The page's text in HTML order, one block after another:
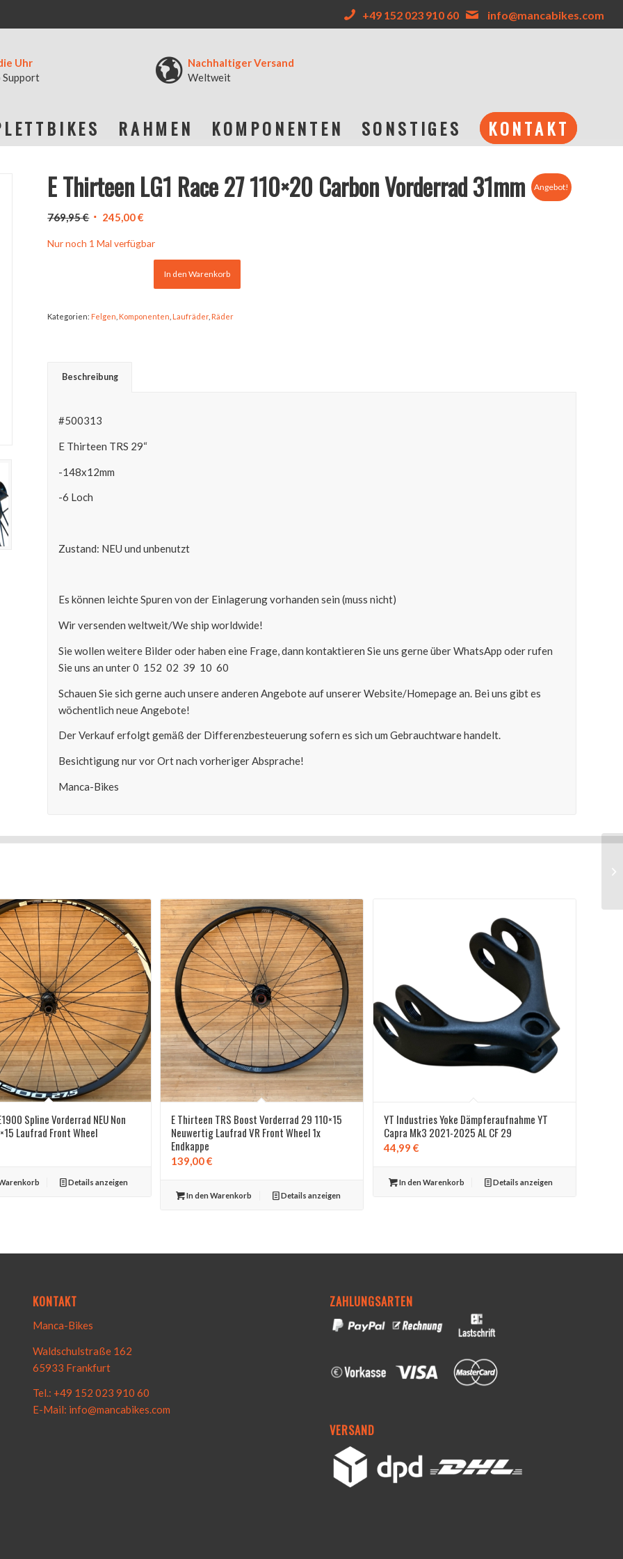
+49 152 023 910 60 info@mancabikes.com
Uhr
Support
Nachhaltiger Versand
Weltweit
RAHMEN KOMPONENTEN SONSTIGES KONTAKT
Angebot!
E Thirteen LG1 Race 27 110×20 Carbon Vorderrad 31mm
769,95€ Ursprünglicher
war:
245,00€
ist:
Nur noch 1 Mal verfügbar
In den Warenkorb
Kategorien: Felgen Komponenten Laufräder, Räder
Beschreibung
#500313
E Thirteen TRS 29“
-148x12mm
-6 Loch
Zustand: NEU und unbenutzt
Es können leichte Spuren von der Einlagerung vorhanden sein (muss nicht)
Wir versenden weltweit/We ship worldwide!
Sie wollen weitere Bilder oder haben eine Frage, dann kontaktieren Sie uns gerne über WhatsApp oder rufen
Sie uns an unter 0 152 02 39 10 60
Schauen Sie sich gerne auch unsere anderen Angebote auf unserer Website/Homepage an. Bei uns gibt es
wöchentlich neue Angebote!
Der Verkauf erfolgt gemäß der Differenzbesteuerung sofern es sich um Gebrauchtware handelt.
Besichtigung nur vor Ort nach vorheriger Absprache!
Manca-Bikes
Spline Vorderrad NEU Non
Laufrad Front Wheel
Details anzeigen
E Thirteen TRS Boost Vorderrad 29 110×15
Neuwertig Laufrad VR Front Wheel 1x
Endkappe
139,00€
In den Warenkorb Details anzeigen
YT Industries Yoke Dämpferaufnahme YT
Capra Mk3 2021-2025 AL CF 29
44,99 €
In den Warenkorb Details anzeigen
KONTAKT
Manca-Bikes
Waldschulstraße 162
65933 Frankfurt
Tel.: +49 152 023 910 60
E-Mail: info@mancabikes.com
ZAHLUNGSARTEN
VERSAND